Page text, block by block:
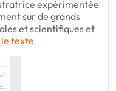
expérimentée
sur de grands
et scientifiques et
texte